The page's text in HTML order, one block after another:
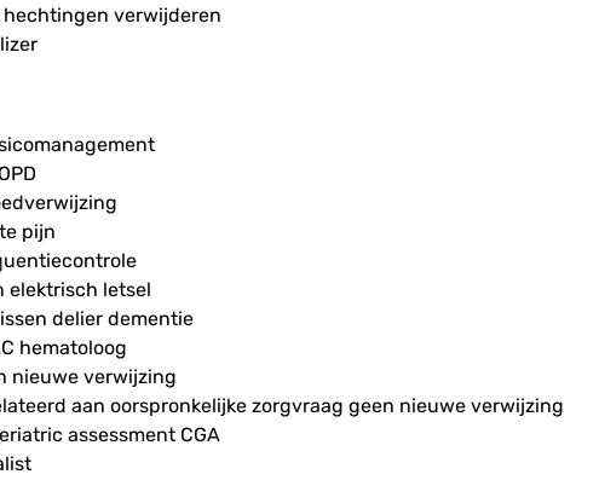
verwijderen
pijn
elektrisch letsel
delier dementie
hematoloog
nieuwe verwijzing
aan oorspronkelijke zorgvraag geen nieuwe verwijzing
assessment CGA